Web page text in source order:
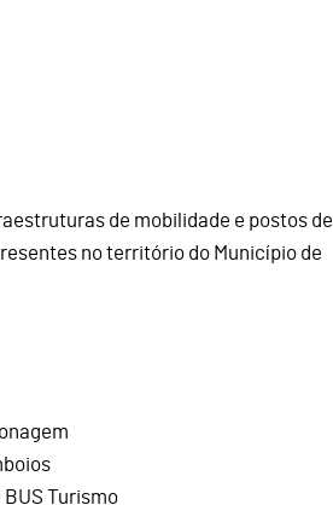
de mobilidade e postos de
no território do Município de
Turismo